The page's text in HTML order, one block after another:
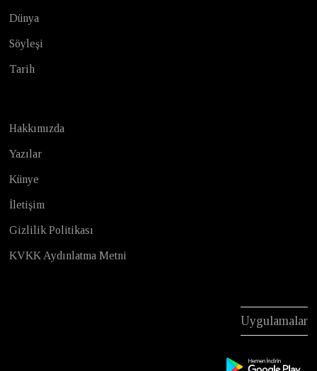
Dünya
Söyleşi
Tarih
Hakkımızda
Yazılar
Künye
İletişim
Gizlilik Politikası
KVKK Aydınlatma Metni
Uygulamalar